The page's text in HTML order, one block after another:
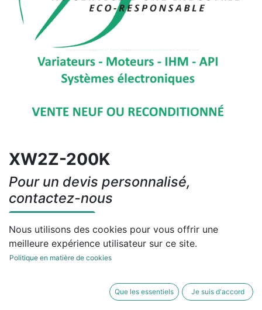
XW2Z-200K
Pour un devis personnalisé,
contactez-nous
Conditions générales
Nous utilisons des cookies pour vous offrir une
meilleure expérience utilisateur sur ce site.
Politique en matière de cookies
Que les essentiels Je suis d'accord